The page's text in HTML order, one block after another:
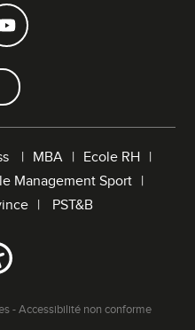
MBA
Ecole RH
Management Sport
PST&B
-Accessibilité non conforme